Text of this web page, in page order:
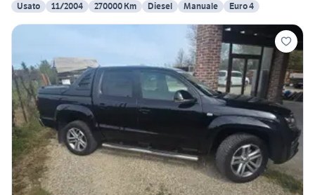
Usato
11/2004 270000 Km Diesel Manuale Euro 4